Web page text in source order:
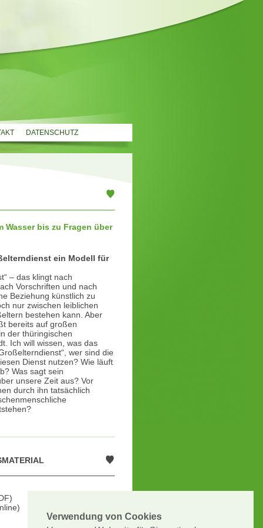
Verwendung von Cookies
DATENSCHUTZ
Wasser bis zu Fragen über
ein Modell für
– das klingt nach
Vorschriften und nach
Beziehung künstlich zu
nur zwischen leiblichen
bestehen kann. Aber
bereits auf großen
der thüringischen
Ich will wissen, was das
wer sind die
Dienst nutzen? Wie läuft
Was sagt sein
unsere Zeit aus? Vor
durch ihn tatsächlich